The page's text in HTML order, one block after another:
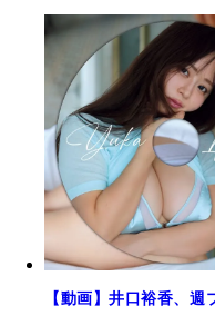
【動画】井口裕香、